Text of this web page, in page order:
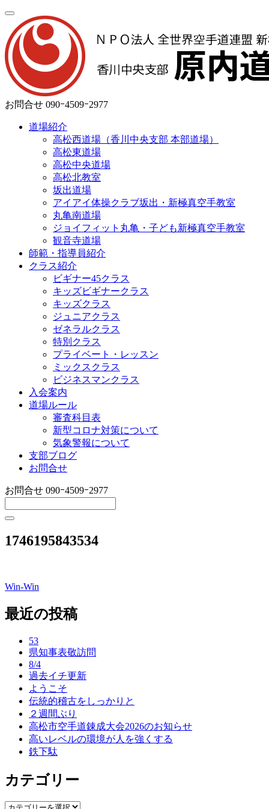
お問合せ 090ｰ4509ｰ2977
道場紹介
高松西道場（香川中央支部 本部道場）
高松東道場
高松中央道場
高松北教室
坂出道場
アイアイ体操クラブ坂出・新極真空手教室
丸亀南道場
ジョイフィット丸亀・子ども新極真空手教室
観音寺道場
師範・指導員紹介
クラス紹介
ビギナー45クラス
キッズビギナークラス
キッズクラス
ジュニアクラス
ゼネラルクラス
特別クラス
プライベート・レッスン
ミックスクラス
ビジネスマンクラス
入会案内
道場ルール
審査科目表
新型コロナ対策について
気象警報について
支部ブログ
お問合せ
お問合せ 090ｰ4509ｰ2977
1746195843534
投
稿
Win-Win
最近の投稿
53
県知事表敬訪問
8/4
過去イチ更新
ようこそ
伝統的稽古をしっかりと
２週間ぶり
高松市空手道錬成大会2026のお知らせ
高いレベルの環境が人を強くする
鉄下駄
カテゴリー
カ